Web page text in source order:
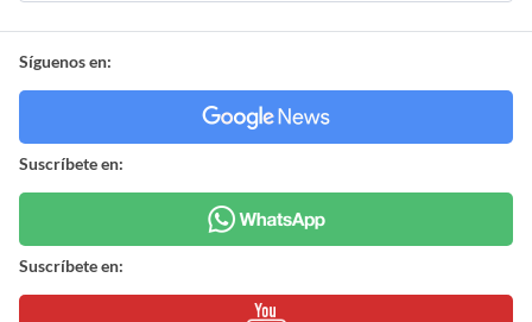
Síguenos en:
Suscríbete en:
Suscríbete en: